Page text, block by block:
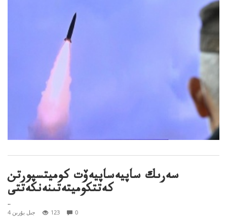
سەرىك ساپيەساپيەۆت كوميتسپورتن
كەتتكوميتەتىنەنكەتتى
..
4 جىل بۇرىن 123 0